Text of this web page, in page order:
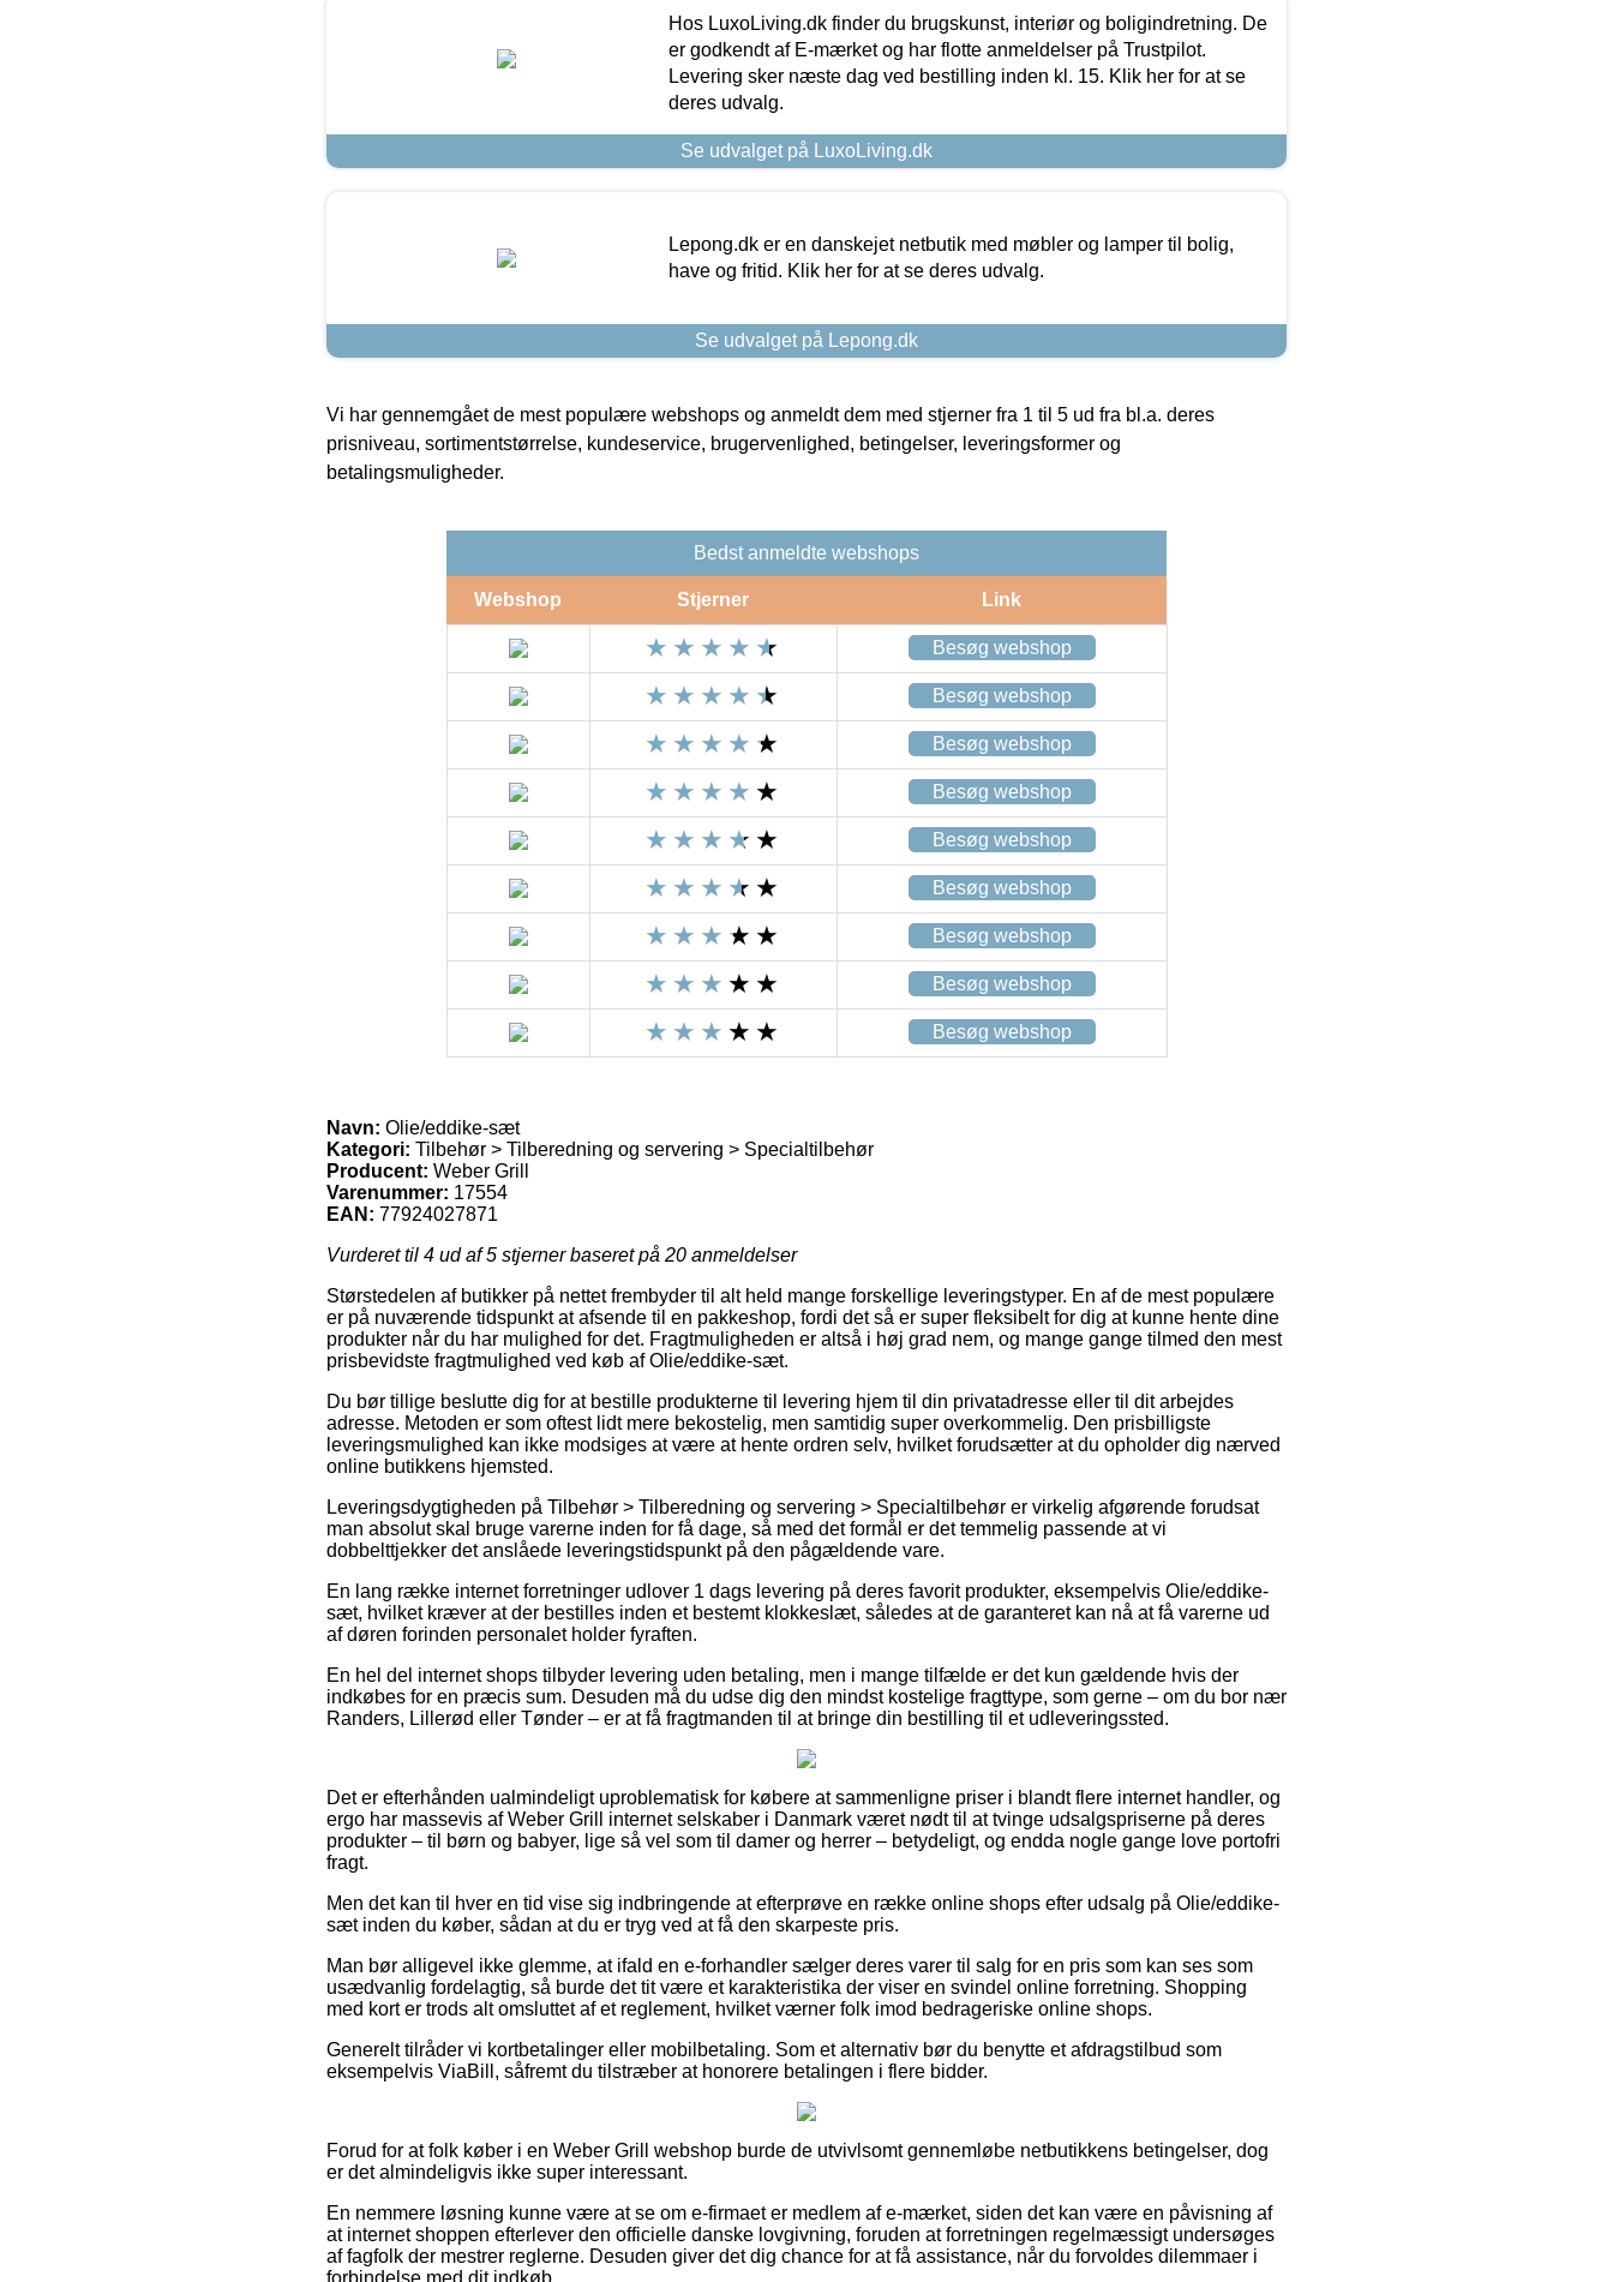
Hos LuxoLiving.dk finder du brugskunst, interiør og boligindretning. De
er godkendt af E-mærket og har flotte anmeldelser på Trustpilot.
Levering sker næste dag ved bestilling inden kl. 15. Klik her for at se
deres udvalg.
Se udvalget på LuxoLiving.dk
Lepong.dk er en danskejet netbutik med møbler og lamper til bolig,
have og fritid. Klik her for at se deres udvalg.
Se udvalget på Lepong.dk
Vi har gennemgået de mest populære webshops og anmeldt dem med stjerner fra 1 til 5 ud fra bl.a. deres
prisniveau, sortimentstørrelse, kundeservice, brugervenlighed, betingelser, leveringsformer og
betalingsmuligheder.
Bedst anmeldte webshops
Webshop Stjerner Link
Besøg webshop
Besøg webshop
Besøg webshop
Besøg webshop
Besøg webshop
Besøg webshop
Besøg webshop
Besøg webshop
Besøg webshop
Navn: Olie/eddike-sæt
Kategori: Tilbehør > Tilberedning og servering > Specialtilbehør
Producent: Weber Grill
Varenummer: 17554
EAN: 77924027871
Vurderet til 4 ud af 5 stjerner baseret på 20 anmeldelser
Størstedelen af butikker på nettet frembyder til alt held mange forskellige leveringstyper. En af de mest populære
er på nuværende tidspunkt at afsende til en pakkeshop, fordi det så er super fleksibelt for dig at kunne hente dine
produkter når du har mulighed for det. Fragtmuligheden er altså i høj grad nem, og mange gange tilmed den mest
prisbevidste fragtmulighed ved køb af Olie/eddike-sæt.
Du bør tillige beslutte dig for at bestille produkterne til levering hjem til din privatadresse eller til dit arbejdes
adresse. Metoden er som oftest lidt mere bekostelig, men samtidig super overkommelig. Den prisbilligste
leveringsmulighed kan ikke modsiges at være at hente ordren selv, hvilket forudsætter at du opholder dig nærved
online butikkens hjemsted.
Leveringsdygtigheden på Tilbehør > Tilberedning og servering > Specialtilbehør er virkelig afgørende forudsat
man absolut skal bruge varerne inden for få dage, så med det formål er det temmelig passende at vi
dobbelttjekker det anslåede leveringstidspunkt på den pågældende vare.
En lang række internet forretninger udlover 1 dags levering på deres favorit produkter, eksempelvis Olie/eddike-
sæt, hvilket kræver at der bestilles inden et bestemt klokkeslæt, således at de garanteret kan nå at få varerne ud
af døren forinden personalet holder fyraften.
En hel del internet shops tilbyder levering uden betaling, men i mange tilfælde er det kun gældende hvis der
indkøbes for en præcis sum. Desuden må du udse dig den mindst kostelige fragttype, som gerne – om du bor nær
Randers, Lillerød eller Tønder – er at få fragtmanden til at bringe din bestilling til et udleveringssted.
Det er efterhånden ualmindeligt uproblematisk for købere at sammenligne priser i blandt flere internet handler, og
ergo har massevis af Weber Grill internet selskaber i Danmark været nødt til at tvinge udsalgspriserne på deres
produkter – til børn og babyer, lige så vel som til damer og herrer – betydeligt, og endda nogle gange love portofri
fragt.
Men det kan til hver en tid vise sig indbringende at efterprøve en række online shops efter udsalg på Olie/eddike-
sæt inden du køber, sådan at du er tryg ved at få den skarpeste pris.
Man bør alligevel ikke glemme, at ifald en e-forhandler sælger deres varer til salg for en pris som kan ses som
usædvanlig fordelagtig, så burde det tit være et karakteristika der viser en svindel online forretning. Shopping
med kort er trods alt omsluttet af et reglement, hvilket værner folk imod bedrageriske online shops.
Generelt tilråder vi kortbetalinger eller mobilbetaling. Som et alternativ bør du benytte et afdragstilbud som
eksempelvis ViaBill, såfremt du tilstræber at honorere betalingen i flere bidder.
Forud for at folk køber i en Weber Grill webshop burde de utvivlsomt gennemløbe netbutikkens betingelser, dog
er det almindeligvis ikke super interessant.
En nemmere løsning kunne være at se om e-firmaet er medlem af e-mærket, siden det kan være en påvisning af
at internet shoppen efterlever den officielle danske lovgivning, foruden at forretningen regelmæssigt undersøges
af fagfolk der mestrer reglerne. Desuden giver det dig chance for at få assistance, når du forvoldes dilemmaer i